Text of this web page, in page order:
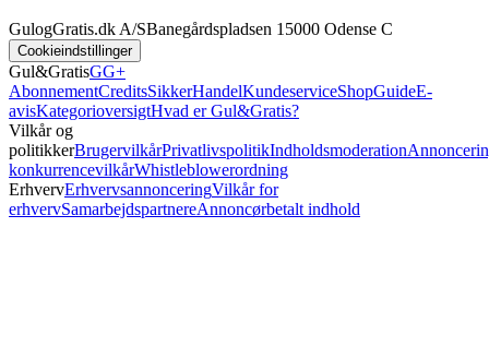
GulogGratis.dk A/SBanegårdspladsen 1 5000 Odense C
Cookieindstillinger
Gul&GratisGG+
AbonnementCreditsSikkerHandelKundeserviceShopGuideE-
avisKategorioversigtHvad er Gul&Gratis?
Vilkår og
politikkerBrugervilkårPrivatlivspolitikIndholdsmoderation
konkurrencevilkårWhistleblowerordning
ErhvervErhvervsannonceringVilkår for
erhvervSamarbejdspartnereAnnoncørbetalt indhold